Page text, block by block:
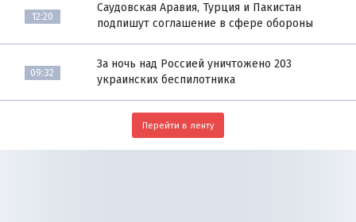
12:20
Саудовская Аравия, Турция и Пакистан
подпишут соглашение в сфере обороны
09:32
За ночь над Россией уничтожено 203
украинских беспилотника
Перейти в ленту